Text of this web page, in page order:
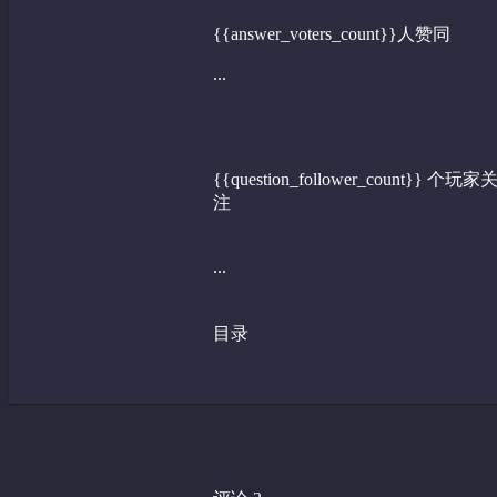
{{answer_voters_count}}人赞同
...
{{question_follower_count}} 个玩家关
注
...
目录